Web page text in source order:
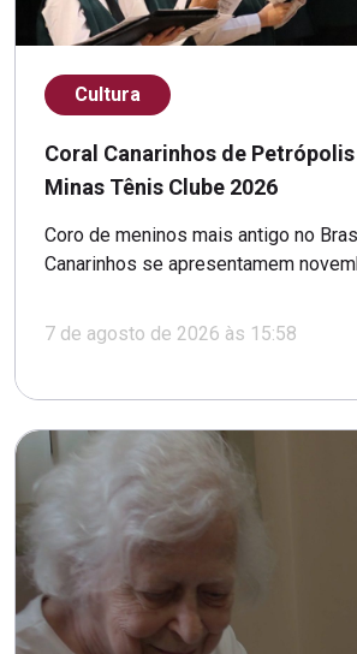
Cultura
Coral Canarinhos de
Minas Tênis Clube 2026
Coro de meninos mais antigo no
Canarinhos se apresentamem
7 de agosto de 2026 às 15:58